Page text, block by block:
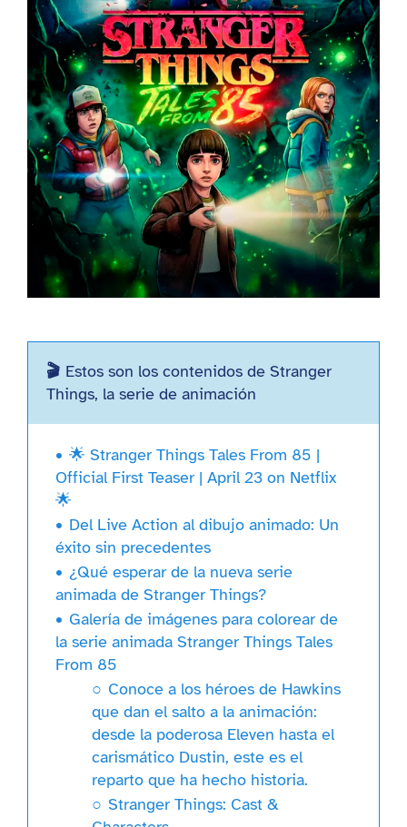
🎬 Estos son los contenidos de Stranger
Things, la serie de animación
🌟 Stranger Things Tales From 85 |
Official First Teaser | April 23 on Netflix
🌟
Del Live Action al dibujo animado: Un
éxito sin precedentes
¿Qué esperar de la nueva serie
animada de Stranger Things?
Galería de imágenes para colorear de
la serie animada Stranger Things Tales
From 85
Conoce a los héroes de Hawkins
que dan el salto a la animación:
desde la poderosa Eleven hasta el
carismático Dustin, este es el
reparto que ha hecho historia.
Stranger Things: Cast &